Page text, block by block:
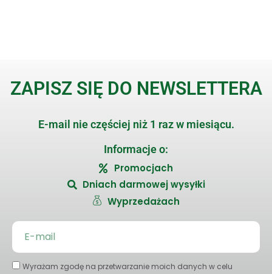
ZAPISZ SIĘ DO NEWSLETTERA
E-mail nie częściej niż 1 raz w miesiącu.
Informacje o:
Promocjach
Dniach darmowej wysyłki
Wyprzedażach
Wyrażam zgodę na przetwarzanie moich danych w celu